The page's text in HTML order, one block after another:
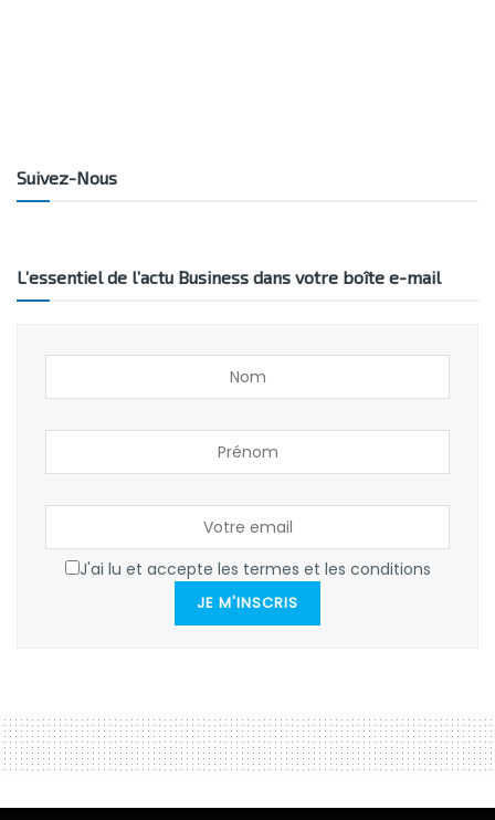
Suivez-Nous
L’essentiel de l’actu Business dans votre boîte e-mail
J'ai lu et accepte les termes et les conditions
JE M'INSCRIS